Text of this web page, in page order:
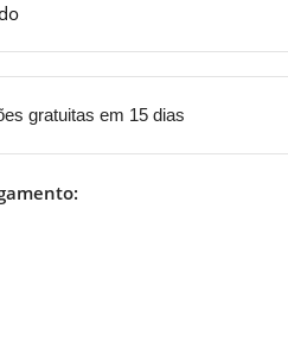
gratuitas em 15 dias